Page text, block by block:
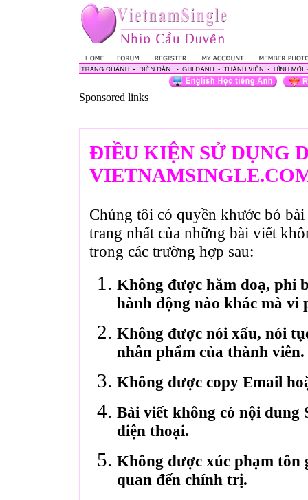
Sponsored links
ĐIỀU KIỆN SỬ DỤNG
Chúng tôi có quyền khước bỏ
trang nhất của những bài viết
trong các trường hợp sau:
Không được hăm doạ, phỉ
hành động nào khác mà vi
Không được nói xấu, nói
nhân phẩm của thành viên.
Không được copy Email
Bài viết không có nội dung
điện thoại.
Không được xúc phạm tôn
quan đến chính trị.